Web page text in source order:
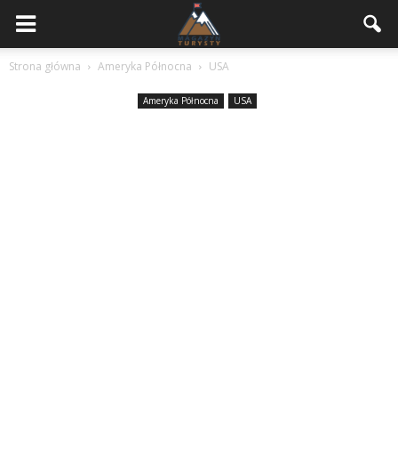
Strona główna Ameryka Północna USA
Ameryka Północna USA